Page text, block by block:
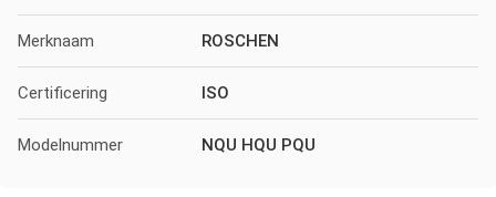
Merknaam ROSCHEN
Certificering ISO
Modelnummer NQU HQU PQU